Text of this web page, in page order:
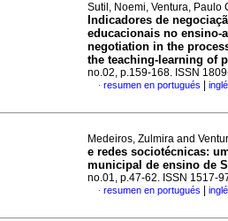
Sutil, Noemi, Ventura, Paulo
Indicadores de
educacionais no ensino-
negotiation in the
the teaching-learning of
no.02, p.159-168. ISSN
· resumen en portugués
Medeiros, Zulmira and
e redes sociotécnicas:
municipal de ensino de
no.01, p.47-62. ISSN 1517-
· resumen en portugués